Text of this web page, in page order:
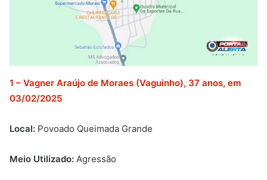
1 – Vagner Araújo de Moraes (Vaguinho), 37 anos, em
03/02/2025
Local: Povoado Queimada Grande
Meio Utilizado: Agressão